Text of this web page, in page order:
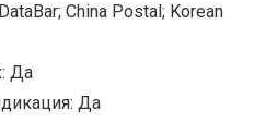
China Postal; Korean
Да
Да